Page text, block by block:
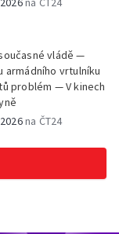
vládě —
armádního vrtulníku
problém — V kinech
na ČT24